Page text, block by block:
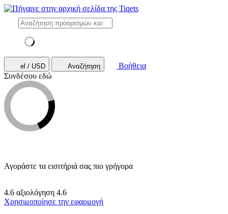
el / USD Αναζήτηση
Βοήθεια
Συνδέσου εδώ
Αγοράστε τα εισιτήριά σας πιο γρήγορα
4.6 αξιολόγηση 4.6
Χρησιμοποίησε την εφαρμογή